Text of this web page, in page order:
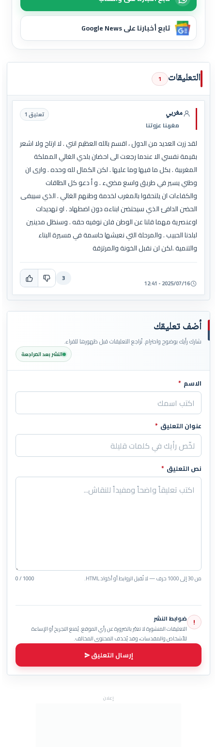
تابع أخبارنا على Google News
التعليقات 1
مغربي
مغربنا عزوتنا
تعليق 1
لقد زرت العديد من الدول ، اقسم بالله العظيم انني . لا ارتاح ولا اشعر
بقيمة نفسي الا عندما رجعت الى احضان بلدي الغالي المملكة
المغربية . بكل ما فيها وما عليها . لكن الكمال لله وحده . وارى ان
وطني يسير في طريق واسع مضيء . و أ دعو كل الطاقات
والكفاءات ان يلتحقوا بالمغرب لخدمة وطنهم الغالي . الذي سيبفى
الحضن الدافئ الذي سيحتضن ابناءه دون اضطهاد . او تهديدات
اوعنصرية مهما قلنا عن الوطن فلن نوفيه حقه . وسنظل مدينين
لبلدنا الحبيب . والمرحلة التي نعيشها حاسمة في مسيرة البناء
والتنمية .لكن لن نقبل الخونة والمرتزقة
2025/07/16 - 12:41
3
أضف تعليقك
شارك رأيك بوضوح واحترام. تُراجع التعليقات قبل ظهورها للقراء.
النشر بعد المراجعة
اترك هذا الحقل فارغاً
الاسم *
عنوان التعليق *
نص التعليق *
من 30 إلى 1000 حرف — لا تُقبل الروابط أو أكواد HTML. 0 / 1000
! ضوابط النشر
التعليقات المنشورة لا تعبّر بالضرورة عن رأي الموقع. يُمنع التجريح أو الإساءة
للأشخاص والمقدسات، وقد يُحذف المحتوى المخالف.
إرسال التعليق
إعلان